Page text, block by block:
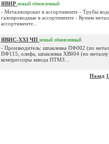
ЯВИР новый обновленный
- Металлопрокат в ассортименте - Трубы
газопроводные в ассортименте - Купим
ассортименте...
ЯВИС-XXI ЧП новый обновленный
- Производитель: шпаклевка ПФ002 (по
ПФ115, олифа, шпаклевка ХВ004 (по
компрессоры завода ПТМЗ...
Назад 1